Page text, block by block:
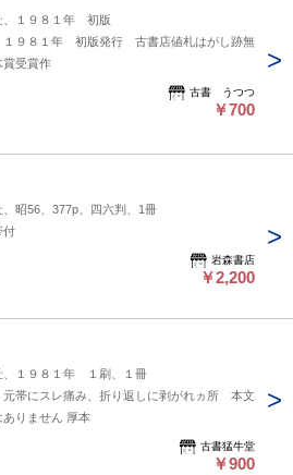
、１９８１年 初版
９８１年 初版発行 古書店値札はがし跡無
受賞作
古書 うつつ
￥700
昭56、377p、四六判、1冊
付
岩森書店
￥2,200
、１９８１年 １刷、１冊
元帯にスレ痛み、折り返しに剥がれヵ所 本文
ありません 厚本
古書猛牛堂
￥900